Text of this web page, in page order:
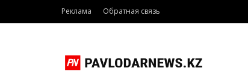
Реклама Обратная связь